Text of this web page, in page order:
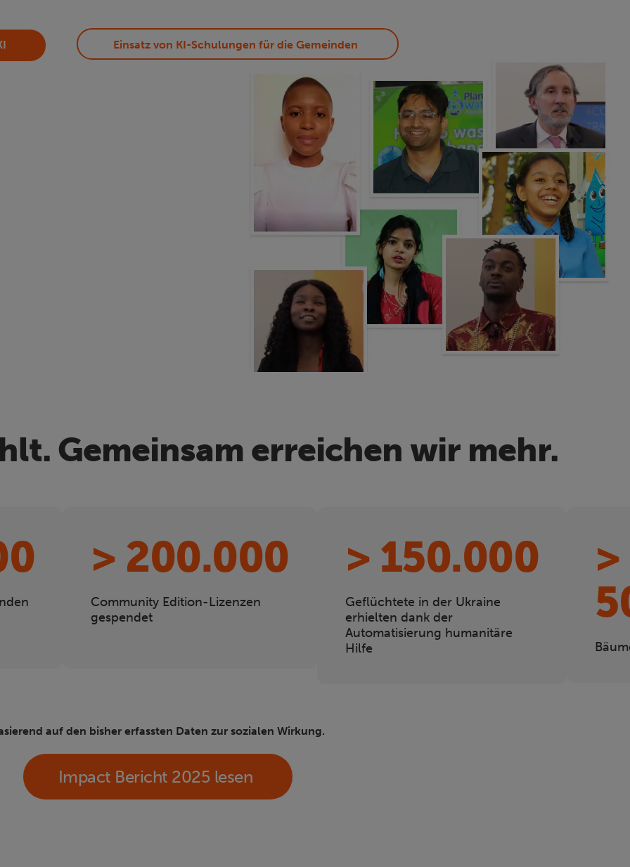
Einsatz von KI-Schulungen für die Gemeinden
Gemeinsam erreichen wir mehr.
> 200.000
Community Edition-Lizenzen
gespendet
> 150.000
Geflüchtete in der Ukraine
erhielten dank der
Automatisierung humanitäre
Hilfe
>
auf den bisher erfassten Daten zur sozialen Wirkung.
Impact Bericht 2025 lesen